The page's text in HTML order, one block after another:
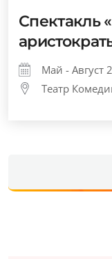
Спектакль
Май - Август
Театр